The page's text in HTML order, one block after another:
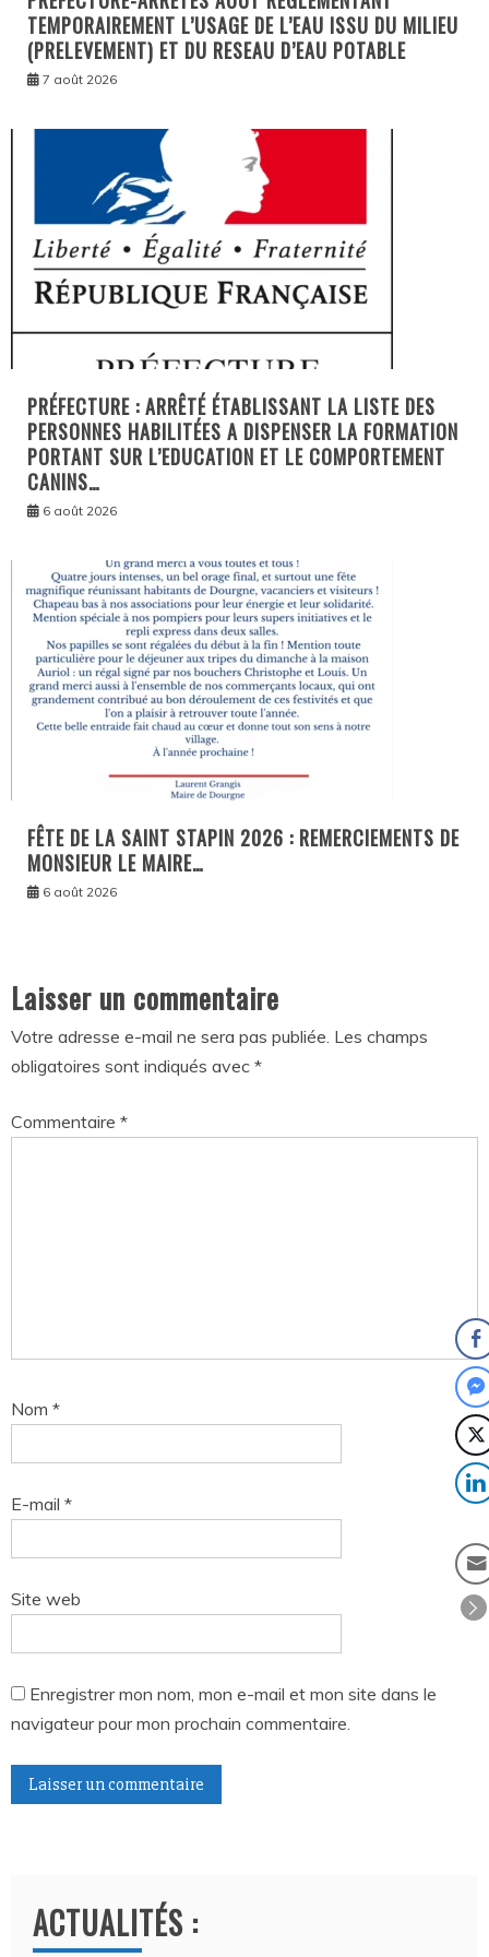
TEMPORAIREMENT L’USAGE DE L’EAU ISSU DU MILIEU
(PRELEVEMENT) ET DU RESEAU D’EAU POTABLE
7 août 2026
PRÉFECTURE : ARRÊTÉ ÉTABLISSANT LA LISTE DES
PERSONNES HABILITÉES A DISPENSER LA FORMATION
PORTANT SUR L’EDUCATION ET LE COMPORTEMENT
CANINS…
6 août 2026
FÊTE DE LA SAINT STAPIN 2026 : REMERCIEMENTS DE
MONSIEUR LE MAIRE…
6 août 2026
Laisser un commentaire
Votre adresse e-mail ne sera pas publiée. Les champs
obligatoires sont indiqués avec *
Commentaire *
Nom *
E-mail *
Site web
Enregistrer mon nom, mon e-mail et mon site dans le
navigateur pour mon prochain commentaire.
ACTUALITÉS :